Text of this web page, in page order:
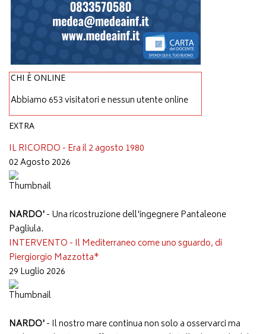
CHI È ONLINE
Abbiamo 653 visitatori e nessun utente online
EXTRA
IL RICORDO - Era il 2 agosto 1980
02 Agosto 2026
NARDO'- Una ricostruzione dell'ingegnere Pantaleone
Pagliula.
INTERVENTO - Il Mediterraneo come uno sguardo, di
Piergiorgio Mazzotta*
29 Luglio 2026
NARDO'- Il nostro mare continua non solo a osservarci ma